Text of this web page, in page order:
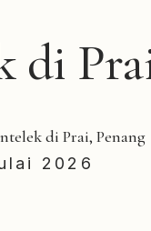
di
di Prai, Penang
2026